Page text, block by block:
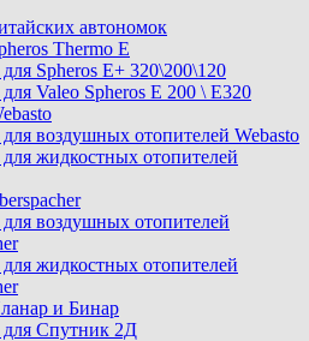
автономок
Thermo E
Spheros E+ 320\200\120
Valeo Spheros E 200 \ E320
для воздушных отопителей Webasto
для жидкостных отопителей
для воздушных отопителей
для жидкостных отопителей
и Бинар
для Спутник 2Д